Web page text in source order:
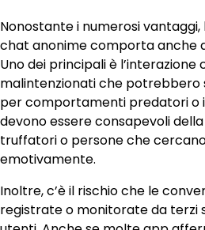
Nonostante i numerosi vantaggi,
chat anonime comporta anche
Uno dei principali è l’interazione
malintenzionati che potrebbero
per comportamenti predatori o
devono essere consapevoli
truffatori o persone che
emotivamente.
Inoltre, c’è il rischio che le
registrate o monitorate da terzi